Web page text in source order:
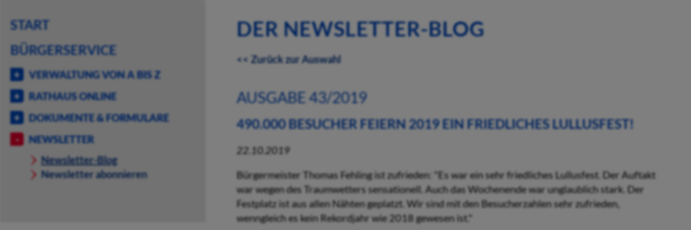
START
BÜRGERSERVICE
VERWALTUNG VON A BIS Z
RATHAUS ONLINE
DOKUMENTE & FORMULARE
NEWSLETTER
Newsletter-Blog
Newsletter abonnieren
DER NEWSLETTER-BLOG
<< Zurück zur Auswahl
AUSGABE 43/2019
490.000 BESUCHER FEIERN 2019 EIN FRIEDLICHES LULLUSFEST!
22.10.2019
Bürgermeister Thomas Fehling ist zufrieden: "Es war ein sehr friedliches Lullusfest. Der Auftakt
war wegen des Traumwetters sensationell. Auch das Wochenende war unglaublich stark. Der
Festplatz ist aus allen Nähten geplatzt. Wir sind mit den Besucherzahlen sehr zufrieden,
wenngleich es kein Rekordjahr wie 2018 gewesen ist."